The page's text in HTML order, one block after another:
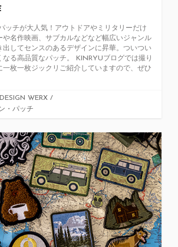
ッチが大人気！アウトドアやミリタリーだけ
や名作映画、サブカルなどなど幅広いジャンル
出してセンスのあるデザインに昇華。ついつい
なる高品質なパッチ。 KINRYUブログでは撮り
一枚一枚ジックリご紹介していますので、ぜひ
WERX /
・パッチ